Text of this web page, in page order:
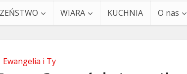
WIARA KUCHNIA O nas
Ewangelia i Ty